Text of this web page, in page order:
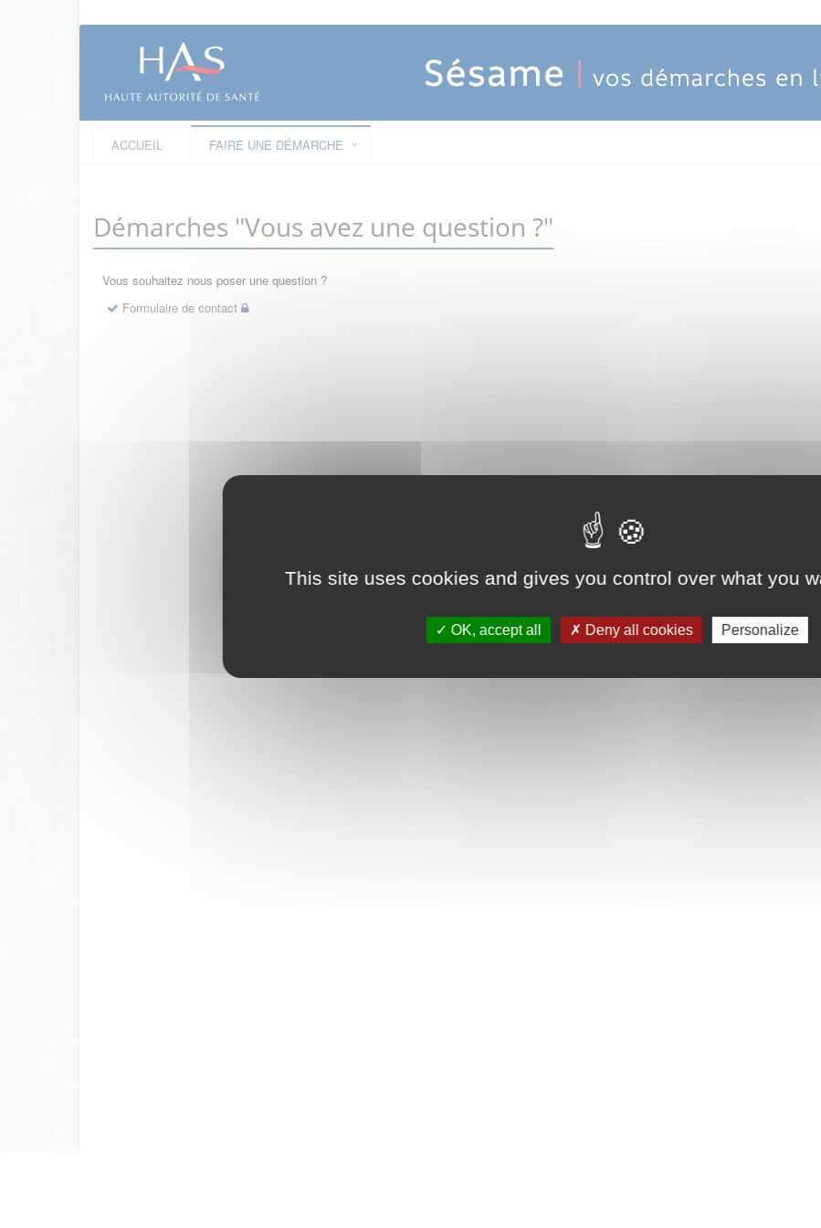
This site uses cookies and gives you control over what you
OK, accept all Deny all cookies Personalize
ACCUEIL FAIRE UNE DÉMARCHE
Démarches "Vous avez une question ?"
Vous souhaitez nous poser une question ?
Formulaire de contact